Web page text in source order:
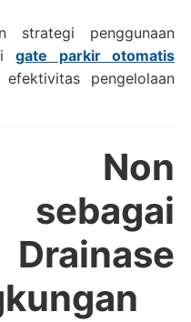
strategi penggunaan
gate parkir otomatis
pengelolaan
Non